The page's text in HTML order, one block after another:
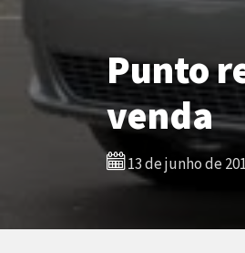
Punto
venda
13 de junho de